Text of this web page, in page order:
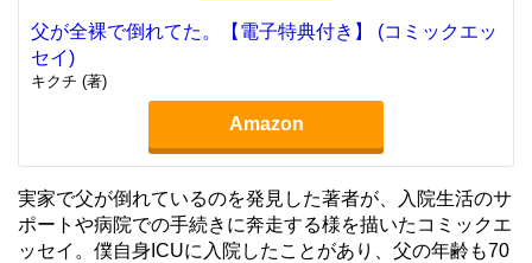
父が全裸で倒れてた。【電子特典付き】 (コミックエッ
セイ)
キクチ (著)
Amazon
実家で父が倒れているのを発見した著者が、入院生活のサ
ポートや病院での手続きに奔走する様を描いたコミックエ
ッセイ。僕自身ICUに入院したことがあり、父の年齢も70